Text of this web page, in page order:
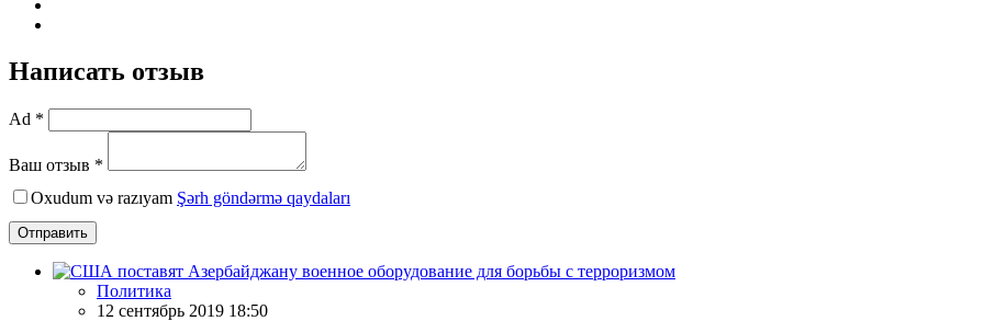
Написать отзыв
Ad *
Ваш отзыв *
Oxudum və razıyam Şərh göndərmə qaydaları
Отправить
Политика
12 сентябрь 2019 18:50